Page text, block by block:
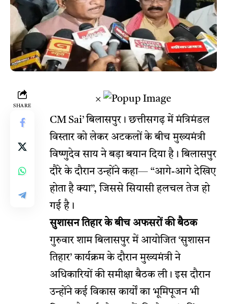
SHARE
×
CM Sai’ बिलासपुर। छत्तीसगढ़ में मंत्रिमंडल
विस्तार को लेकर अटकलों के बीच मुख्यमंत्री
विष्णुदेव साय ने बड़ा बयान दिया है। बिलासपुर
दौरे के दौरान उन्होंने कहा— “आगे-आगे देखिए
होता है क्या”, जिससे सियासी हलचल तेज हो
गई है।
सुशासन तिहार के बीच अफसरों की बैठक
गुरुवार शाम बिलासपुर में आयोजित ‘सुशासन
तिहार’ कार्यक्रम के दौरान मुख्यमंत्री ने
अधिकारियों की समीक्षा बैठक ली। इस दौरान
उन्होंने कई विकास कार्यों का भूमिपूजन भी